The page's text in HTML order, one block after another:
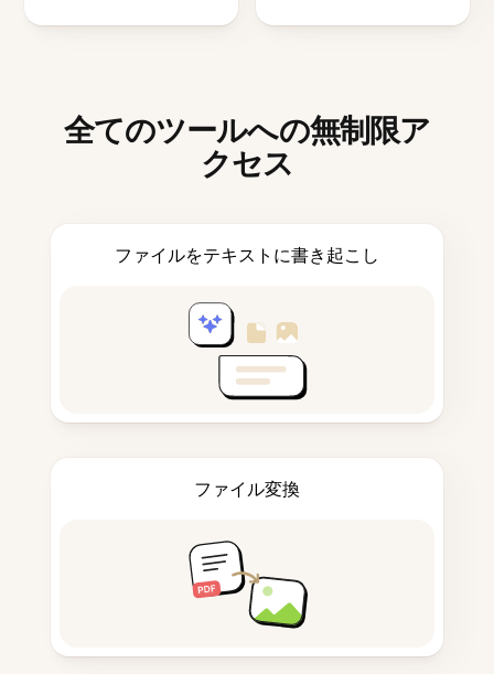
全てのツールへの無制限ア
クセス
ファイルをテキストに書き起こし
ファイル変換